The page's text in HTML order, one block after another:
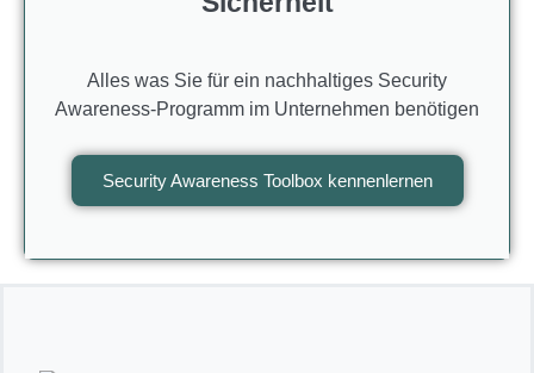
Alles was Sie für ein nachhaltiges Security
Awareness-Programm im Unternehmen benötigen
Security Awareness Toolbox kennenlernen